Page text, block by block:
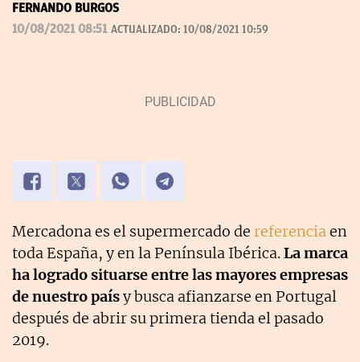
FERNANDO BURGOS
10/08/2021 08:51 ACTUALIZADO: 10/08/2021 10:59
Mercadona es el supermercado de referenciaen
toda España, y en la Península Ibérica.La marca
ha logrado situarse entre las mayores empresas
de nuestro paísy busca afianzarse en Portugal
después de abrir su primera tienda el pasado
2019.